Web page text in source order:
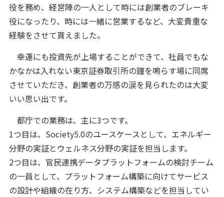
役を務め、経営陣の一人として時には創業者のブレーキ
役になったり、時には一緒に営業するなど、大変貴重な
経験をさせて貰えました。
幸運にも投資先が上場することができて、社員でもな
かなかは入れない東京証券取引所の鐘を鳴らす場に同席
させていただき、創業者の万感の涙を見られたのは大変
いい思い出です。
都庁での業務は、主に3つです。
1つ目は、Society5.0のユースケースとして、エネルギー
分野の実証とウェルネス分野の実証を担当します。
2つ目は、官民連携データプラットフォームの検討チーム
の一員として、プラットフォーム構築に向けてサービス
の設計や組織の在り方、システム構築などを担当してい